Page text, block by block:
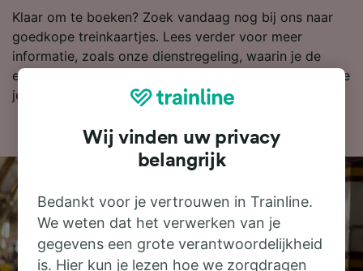
Klaar om te boeken? Zoek vandaag nog bij ons naar
goedkope treinkaartjes. Lees verder voor meer
informatie, zoals onze dienstregeling, waarin je de
eerste en laatste treinen kunt bekijken en tips over hoe
je goedkope treinkaartjes kunt vinden.
Wij vinden uw privacy
belangrijk
Bedankt voor je vertrouwen in Trainline.
We weten dat het verwerken van je
gegevens een grote verantwoordelijkheid
is. Hier kun je lezen hoe we zorgdragen